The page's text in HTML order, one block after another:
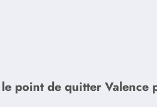
point de quitter